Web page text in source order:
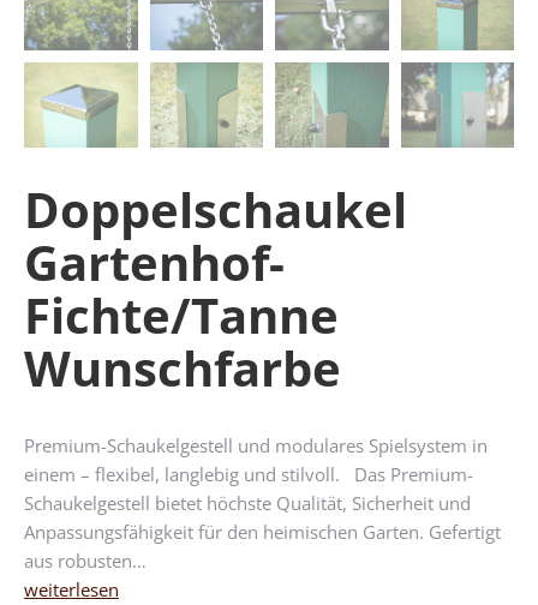
Doppelschaukel
Gartenhof-
Fichte/Tanne
Wunschfarbe
Premium-Schaukelgestell und modulares Spielsystem in
einem – flexibel, langlebig und stilvoll. Das Premium-
Schaukelgestell bietet höchste Qualität, Sicherheit und
Anpassungsfähigkeit für den heimischen Garten. Gefertigt
aus robusten…
weiterlesen